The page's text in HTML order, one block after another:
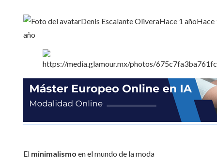
Denis Escalante OliveraHace 1 añoHace
año
El minimalismo en el mundo de la moda